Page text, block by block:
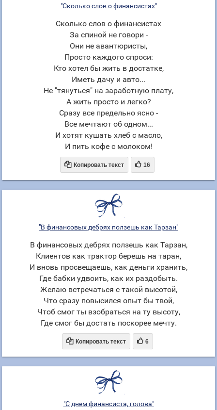
"Сколько слов о финансистах"
Сколько слов о финансистах
За спиной не говори -
Они не авантюристы,
Просто каждого спроси:
Кто хотел бы жить в достатке,
Иметь дачу и авто...
Не "тянуться" на заработную плату,
А жить просто и легко?
Сразу все предельно ясно -
Все мечтают об одном...
И хотят кушать хлеб с масло,
И пить кофе с молоком!
 Копировать текст  16
"В финансовых дебрях ползешь как Тарзан"
В финансовых дебрях ползешь как Тарзан,
Клиентов как трактор берешь на таран,
И вновь просвещаешь, как деньги хранить,
Где бабки удвоить, как их раздобыть.
Желаю встречаться с такой высотой,
Что сразу повысился опыт бы твой,
Чтоб смог ты взобраться на ту высоту,
Где смог бы достать поскорее мечту.
 Копировать текст  6
"С днем финансиста, голова"